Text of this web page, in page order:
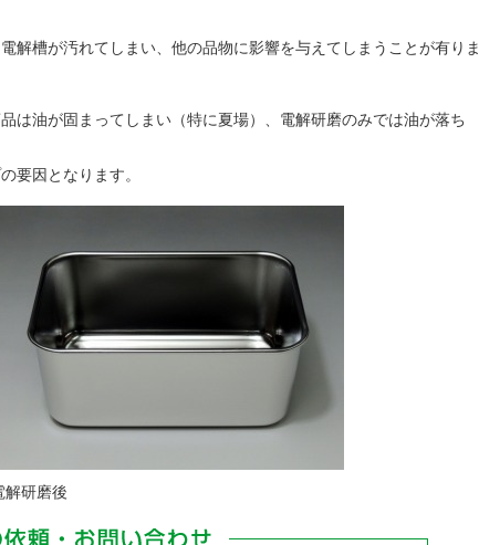
解槽が汚れてしまい、他の品物に影響を与えてしまうことが有りま
は油が固まってしまい（特に夏場）、電解研磨のみでは油が落ち
要因となります。
解研磨後